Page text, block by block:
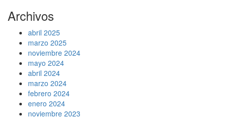
Archivos
abril 2025
marzo 2025
noviembre 2024
mayo 2024
abril 2024
marzo 2024
febrero 2024
enero 2024
noviembre 2023